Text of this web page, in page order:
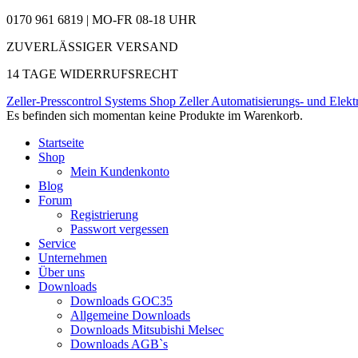
0170 961 6819 | MO-FR 08-18 UHR
ZUVERLÄSSIGER VERSAND
14 TAGE WIDERRUFSRECHT
Zeller-Presscontrol Systems Shop Zeller Automatisierungs- und
Es befinden sich momentan keine Produkte im Warenkorb.
Startseite
Shop
Mein Kundenkonto
Blog
Forum
Registrierung
Passwort vergessen
Service
Unternehmen
Über uns
Downloads
Downloads GOC35
Allgemeine Downloads
Downloads Mitsubishi Melsec
Downloads AGB`s